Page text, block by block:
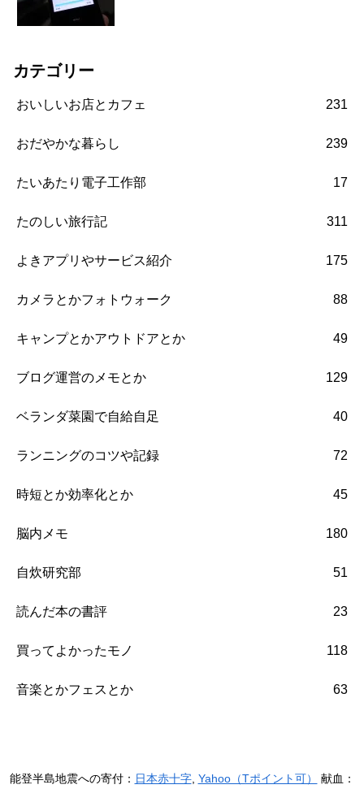
カテゴリー
おいしいお店とカフェ 231
おだやかな暮らし 239
たいあたり電子工作部 17
たのしい旅行記 311
よきアプリやサービス紹介 175
カメラとかフォトウォーク 88
キャンプとかアウトドアとか 49
ブログ運営のメモとか 129
ベランダ菜園で自給自足 40
ランニングのコツや記録 72
時短とか効率化とか 45
脳内メモ 180
自炊研究部 51
読んだ本の書評 23
買ってよかったモノ 118
音楽とかフェスとか 63
能登半島地震への寄付： 日本赤十字, Yahoo（Tポイント可） 献血：